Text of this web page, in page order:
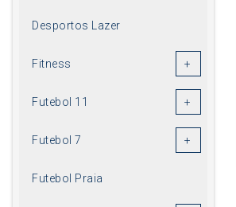
Desportos Lazer
Fitness
Futebol 11
Futebol 7
Futebol Praia